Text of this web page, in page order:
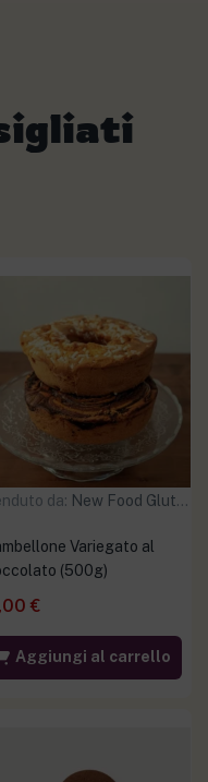
da: New Food Gluten Free
Variegato al
(500g)
€
Aggiungi al carrello